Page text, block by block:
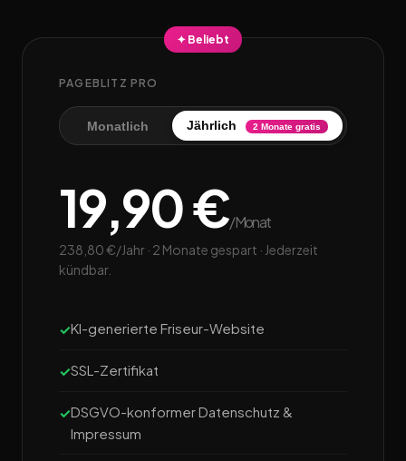
✦ Beliebt
PAGEBLITZ PRO
Monatlich Jährlich 2 Monate gratis
19,90 €/Monat
238,80 €/Jahr · 2 Monate gespart · Jederzeit
kündbar.
KI-generierte Friseur-Website
SSL-Zertifikat
DSGVO-konformer Datenschutz &
Impressum